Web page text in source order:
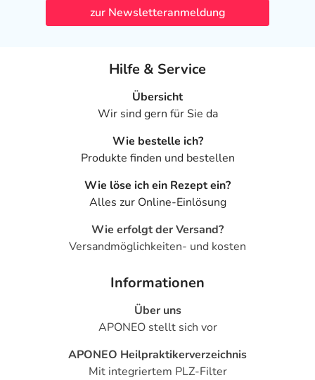
zur Newsletteranmeldung
Hilfe & Service
Übersicht
Wir sind gern für Sie da
Wie bestelle ich?
Produkte finden und bestellen
Wie löse ich ein Rezept ein?
Alles zur Online-Einlösung
Wie erfolgt der Versand?
Versandmöglichkeiten- und kosten
Informationen
Über uns
APONEO stellt sich vor
APONEO Heilpraktikerverzeichnis
Mit integriertem PLZ-Filter